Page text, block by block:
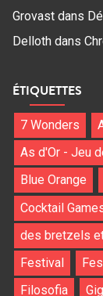
Grovast dans
Delloth dans
ÉTIQUETTES
7 Wonders
As d'Or - Jeu
Blue Orange
Cocktail
des bretzels
Festival
Filosofia